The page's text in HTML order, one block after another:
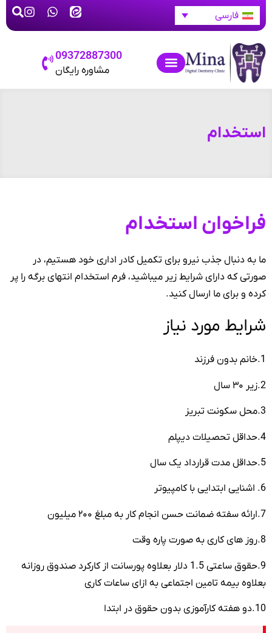
فارسی
09372887300
مشاوره رایگان
استخدام
فراخوان استخدام
ما به دنبال جذب نیرو برای تکمیل کادر اداری خود هستیم، در
صورتی که دارای شرایط زیر میباشید، فرم استخدام انتهای برگه را پر
کرده و برای ما ارسال کنید.
شرایط مورد نیاز
1.خانم بدون فرزند
2.زیر ۳۰ سال
3.محل سکونت تبریز
4.حداقل تحصیلات دیپلم
5.حداقل مدت قرارداد یک سال
6. اشنایی ابتدایی با کامپیوتر
7.ارائه سفته ضمانت حسن انجام کار به مبلغ ۲۰۰ میلیون
8.روز های کاری به صورت پاره وقت
9.حقوق ساعتی 1.5 دلار بعلاوه پورسانت از کارکرد صندوق روزانه
بعلاوه بیمه تامین اجتماعی به ازای ساعات کاری
10.دو هفته کارآموزی بدون حقوق در ابتدا